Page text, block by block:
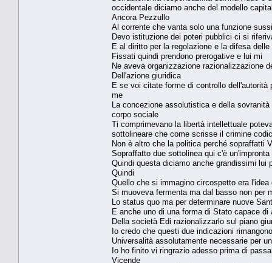
occidentale diciamo anche del modello
Ancora Pezzullo
Al corrente che vanta solo una funzione
Devo istituzione dei poteri pubblici ci si
E al diritto per la regolazione e la difesa
Fissati quindi prendono prerogative e lui mi
Ne aveva organizzazione razionalizzazione
Dell'azione giuridica
E se voi citate forme di controllo
me
La concezione assolutistica e della
corpo sociale
Ti comprimevano la libertà intellettuale
sottolineare che come scrisse il crimine
Non è altro che la politica perché sopraffatti
Sopraffatto due sottolinea qui c'è
Quindi questa diciamo anche grandissimi lui
Quindi
Quello che si immagino circospetto era
Si muoveva fermenta ma dal basso non per
Lo status quo ma per determinare nuove
E anche uno di una forma di Stato capace di
Della società Edi razionalizzarlo sul piano
Io credo che questi due indicazioni
Universalità assolutamente necessarie per
Io ho finito vi ringrazio adesso prima di
Vicende